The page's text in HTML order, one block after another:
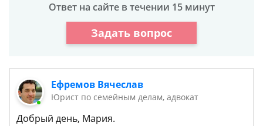
Ответ на сайте в течении 15 минут
Задать вопрос
Ефремов Вячеслав
Юрист по семейным делам, адвокат
Добрый день, Мария.